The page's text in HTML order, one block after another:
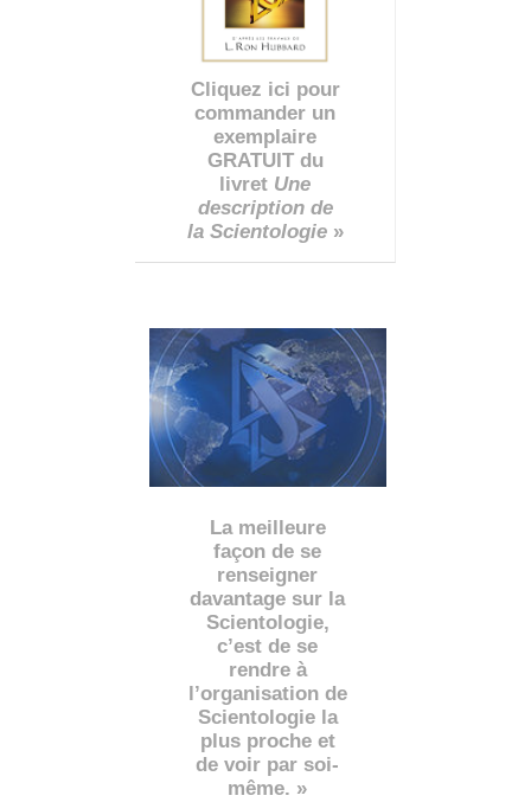
Cliquez ici pour
commander un
exemplaire
GRATUIT du
livret Une
description de
la Scientologie»
La meilleure
façon de se
renseigner
davantage sur la
Scientologie,
c’est de se
rendre à
l’organisation de
Scientologie la
plus proche et
de voir par soi-
même. »